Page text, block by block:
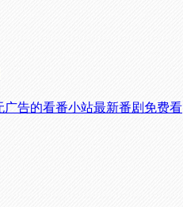
广告的看番小站最新番剧免费看